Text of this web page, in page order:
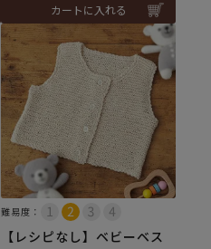
カートに入れる
難易度：
【レシピなし】ベビーベス